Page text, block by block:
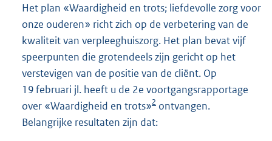
Het plan «Waardigheid en trots; liefdevolle zorg voor
onze ouderen» richt zich op de verbetering van de
kwaliteit van verpleeghuiszorg. Het plan bevat vijf
speerpunten die grotendeels zijn gericht op het
verstevigen van de positie van de cliënt. Op
19 februari jl. heeft u de 2e voortgangsrapportage
over «Waardigheid en trots»2 ontvangen.
Belangrijke resultaten zijn dat: